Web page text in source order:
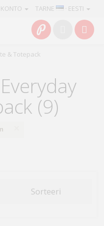
TARNE · EESTI
& Totepack
(9)
Sorteeri